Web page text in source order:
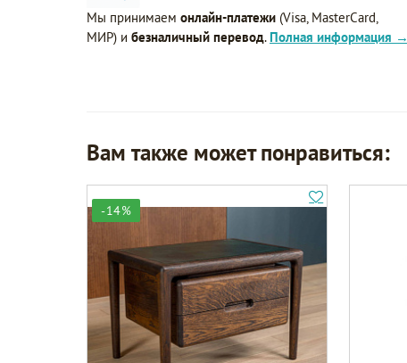
Мы принимаем онлайн-платежи (Visa, MasterCard,
МИР) и безналичный перевод. Полная информация →
Вам также может понравиться:
-14%